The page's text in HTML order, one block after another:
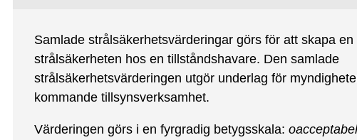
Samlade strålsäkerhetsvärderingar görs för att skapa
strålsäkerheten hos en tillståndshavare. Den samlade
strålsäkerhetsvärderingen utgör underlag för
kommande tillsynsverksamhet.
Värderingen görs i en fyrgradig betygsskala: